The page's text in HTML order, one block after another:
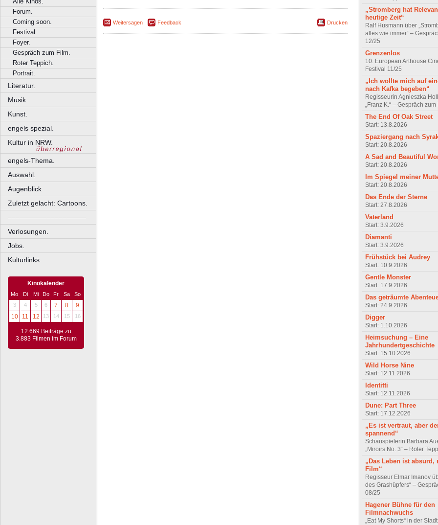
Forum.
Coming soon.
Festival.
Foyer.
Gespräch zum Film.
Roter Teppich.
Portrait.
Literatur.
Musik.
Kunst.
engels spezial.
Kultur in NRW.
engels-Thema.
Auswahl.
Augenblick
Zuletzt gelacht: Cartoons.
––––––––––––––––––––
Verlosungen.
Jobs.
Kulturlinks.
Kinokalender
Mo Di Mi Do Fr Sa
So
3
4 5 6 7 8
9
10
11 12 13 14 15 16
12.669 Beiträge zu
3.883 Filmen im Forum
Weitersagen Feedback Drucken
„Stromberg hat
heutige Zeit“
Ralf Husmann über
alles wie immer“ –
12/25
Grenzenlos
10. European Arthouse
Festival 11/25
„Ich wollte mich auf
nach Kafka begeben“
Regisseurin Agnieszka
„Franz K.“ – Gespräch
The End Of Oak Street
Start: 13.8.2026
Spaziergang nach
Start: 20.8.2026
A Sad and Beautiful
Start: 20.8.2026
Im Spiegel meiner
Start: 20.8.2026
Das Ende der Sterne
Start: 27.8.2026
Vaterland
Start: 3.9.2026
Diamanti
Start: 3.9.2026
Frühstück bei Audrey
Start: 10.9.2026
Gentle Monster
Start: 17.9.2026
Das geträumte
Start: 24.9.2026
Digger
Start: 1.10.2026
Heimsuchung – Eine
Jahrhundertgeschichte
Start: 15.10.2026
Wild Horse Nine
Start: 12.11.2026
Identitti
Start: 12.11.2026
Dune: Part Three
Start: 17.12.2026
„Es ist vertraut, aber
spannend“
Schauspielerin Barbara
„Miroirs No. 3“ – Roter
„Das Leben ist absurd,
Film“
Regisseur Elmar Imanov
des Grashüpfers“ –
08/25
Hagener Bühne für den
Filmnachwuchs
„Eat My Shorts“ in der